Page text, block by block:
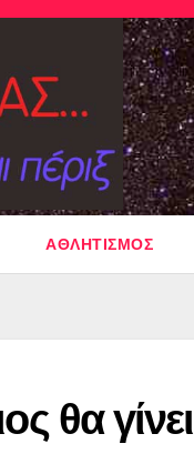
ΑΘΛΗΤΙΣΜΟΣ
θα γίνει